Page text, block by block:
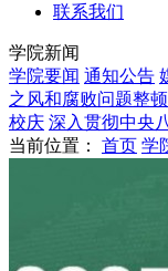
联系我们
学院新闻
学院要闻 通知公告
之风和腐败问题整
校庆 深入贯彻中央
当前位置：
首页 学